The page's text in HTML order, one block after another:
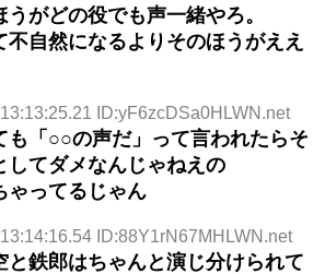
がどの役でも声一緒やろ。
自然になるよりそのほうがええ
ID:yF6zcDSa0HLWN.net
も「○○の声だ」って言われたらそ
してダメなんじゃねえの
ゃってるじゃん
ID:88Y1rN67MHLWN.net
と鉄郎はちゃんと演じ分けられて